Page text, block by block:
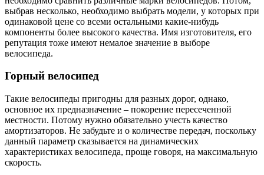
выбрав несколько, необходимо выбрать модели, у которых при
одинаковой цене со всеми остальными какие-нибудь
компоненты более высокого качества. Имя изготовителя, его
репутация тоже имеют немалое значение в выборе
велосипеда.
Горный велосипед
Такие велосипеды пригодны для разных дорог, однако,
основное их предназначение – покорение пересеченной
местности. Потому нужно обязательно учесть качество
амортизаторов. Не забудьте и о количестве передач, поскольку
данный параметр сказывается на динамических
характеристиках велосипеда, проще говоря, на максимальную
скорость.